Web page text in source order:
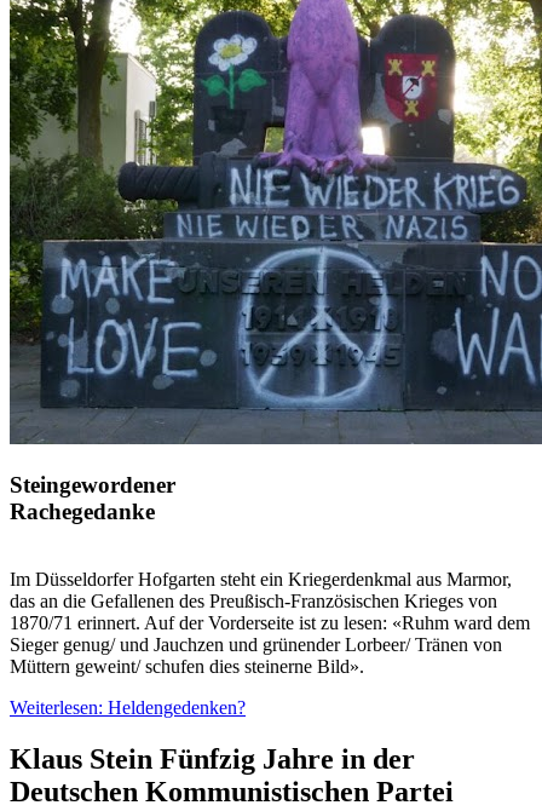
Steingewordener
Rachegedanke
Im Düsseldorfer Hofgarten steht ein Kriegerdenkmal aus Marmor,
das an die Gefallenen des Preußisch-Französischen Krieges von
1870/71 erinnert. Auf der Vorderseite ist zu lesen: «Ruhm ward dem
Sieger genug/ und Jauchzen und grünender Lorbeer/ Tränen von
Müttern geweint/ schufen dies steinerne Bild».
Weiterlesen: Heldengedenken?
Klaus Stein Fünfzig Jahre in der
Deutschen Kommunistischen Partei